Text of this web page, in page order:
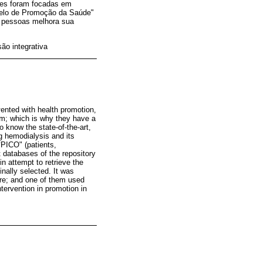
foram focadas em
de Promoção da Saúde"
melhora sua
integrativa
with health promotion,
which is why they have a
know the state-of-the-art,
hemodialysis and its
(patients,
of the repository
attempt to retrieve the
selected. It was
and one of them used
in promotion in